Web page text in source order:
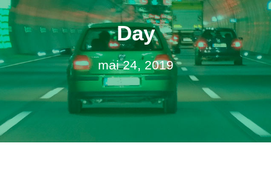
Day
mai 24, 2019